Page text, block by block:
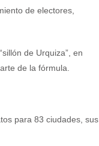
de electores,
de Urquiza”, en
de la fórmula.
para 83 ciudades, sus